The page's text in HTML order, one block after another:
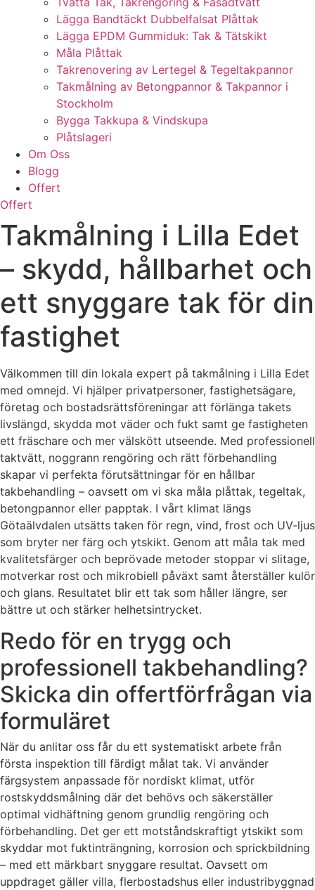
Lägga Bandtäckt Dubbelfalsat Plåttak
Lägga EPDM Gummiduk: Tak & Tätskikt
Måla Plåttak
Takrenovering av Lertegel & Tegeltakpannor
Takmålning av Betongpannor & Takpannor i
Stockholm
Bygga Takkupa & Vindskupa
Plåtslageri
Om Oss
Blogg
Offert
Offert
Takmålning i Lilla Edet
– skydd, hållbarhet och
ett snyggare tak för din
fastighet
Välkommen till din lokala expert på takmålning i Lilla Edet
med omnejd. Vi hjälper privatpersoner, fastighetsägare,
företag och bostadsrättsföreningar att förlänga takets
livslängd, skydda mot väder och fukt samt ge fastigheten
ett fräschare och mer välskött utseende. Med professionell
taktvätt, noggrann rengöring och rätt förbehandling
skapar vi perfekta förutsättningar för en hållbar
takbehandling – oavsett om vi ska måla plåttak, tegeltak,
betongpannor eller papptak. I vårt klimat längs
Götaälvdalen utsätts taken för regn, vind, frost och UV‑ljus
som bryter ner färg och ytskikt. Genom att måla tak med
kvalitetsfärger och beprövade metoder stoppar vi slitage,
motverkar rost och mikrobiell påväxt samt återställer kulör
och glans. Resultatet blir ett tak som håller längre, ser
bättre ut och stärker helhetsintrycket.
Redo för en trygg och
professionell takbehandling?
Skicka din offertförfrågan via
formuläret
När du anlitar oss får du ett systematiskt arbete från
första inspektion till färdigt målat tak. Vi använder
färgsystem anpassade för nordiskt klimat, utför
rostskyddsmålning där det behövs och säkerställer
optimal vidhäftning genom grundlig rengöring och
förbehandling. Det ger ett motståndskraftigt ytskikt som
skyddar mot fuktinträngning, korrosion och sprickbildning
– med ett märkbart snyggare resultat. Oavsett om
uppdraget gäller villa, flerbostadshus eller industribyggnad